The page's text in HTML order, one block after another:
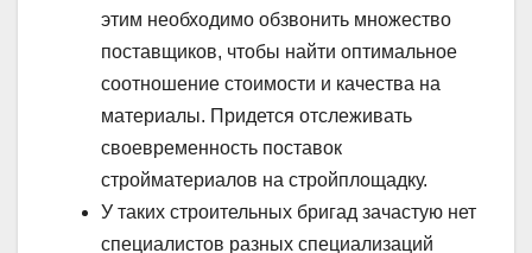
этим необходимо обзвонить множество
поставщиков, чтобы найти оптимальное
соотношение стоимости и качества на
материалы. Придется отслеживать
своевременность поставок
стройматериалов на стройплощадку.
У таких строительных бригад зачастую нет
специалистов разных специализаций